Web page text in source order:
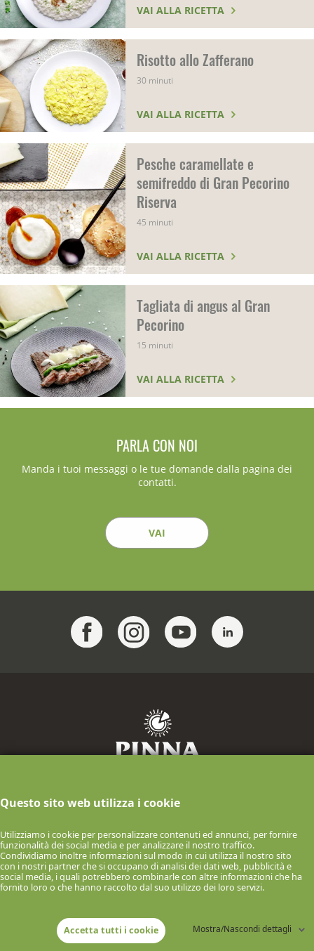
Questo sito web utilizza i cookie
Utilizziamo i cookie per personalizzare contenuti ed annunci, per fornire
funzionalità dei social media e per analizzare il nostro traffico.
Condividiamo inoltre informazioni sul modo in cui utilizza il nostro sito
con i nostri partner che si occupano di analisi dei dati web, pubblicità e
social media, i quali potrebbero combinarle con altre informazioni che ha
fornito loro o che hanno raccolto dal suo utilizzo dei loro servizi.
Accetta tutti i cookie Mostra/Nascondi dettagli
VAI ALLA RICETTA
Risotto allo Zafferano
30 minuti
VAI ALLA RICETTA
Pesche caramellate e
semifreddo di Gran Pecorino
Riserva
45 minuti
VAI ALLA RICETTA
Tagliata di angus al Gran
Pecorino
15 minuti
VAI ALLA RICETTA
PARLA CON NOI
Manda i tuoi messaggi o le tue domande dalla pagina dei
contatti.
VAI
info@pinnaformaggi.it- Tel. 079.886009
- 07047 Thiesi (SS) ITALIA
© 2026 F.lli Pinna Industria Casearia S.p.A.
COOKIE POLICY INFORMATIVA SULLA PRIVACY